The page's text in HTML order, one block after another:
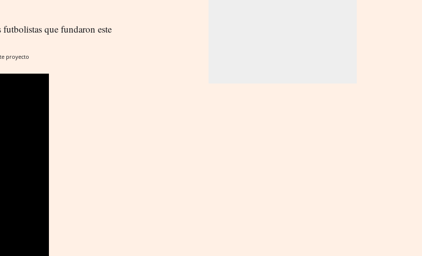
proyecto